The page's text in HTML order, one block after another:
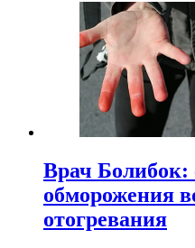
Врач
обморожения
отогревания